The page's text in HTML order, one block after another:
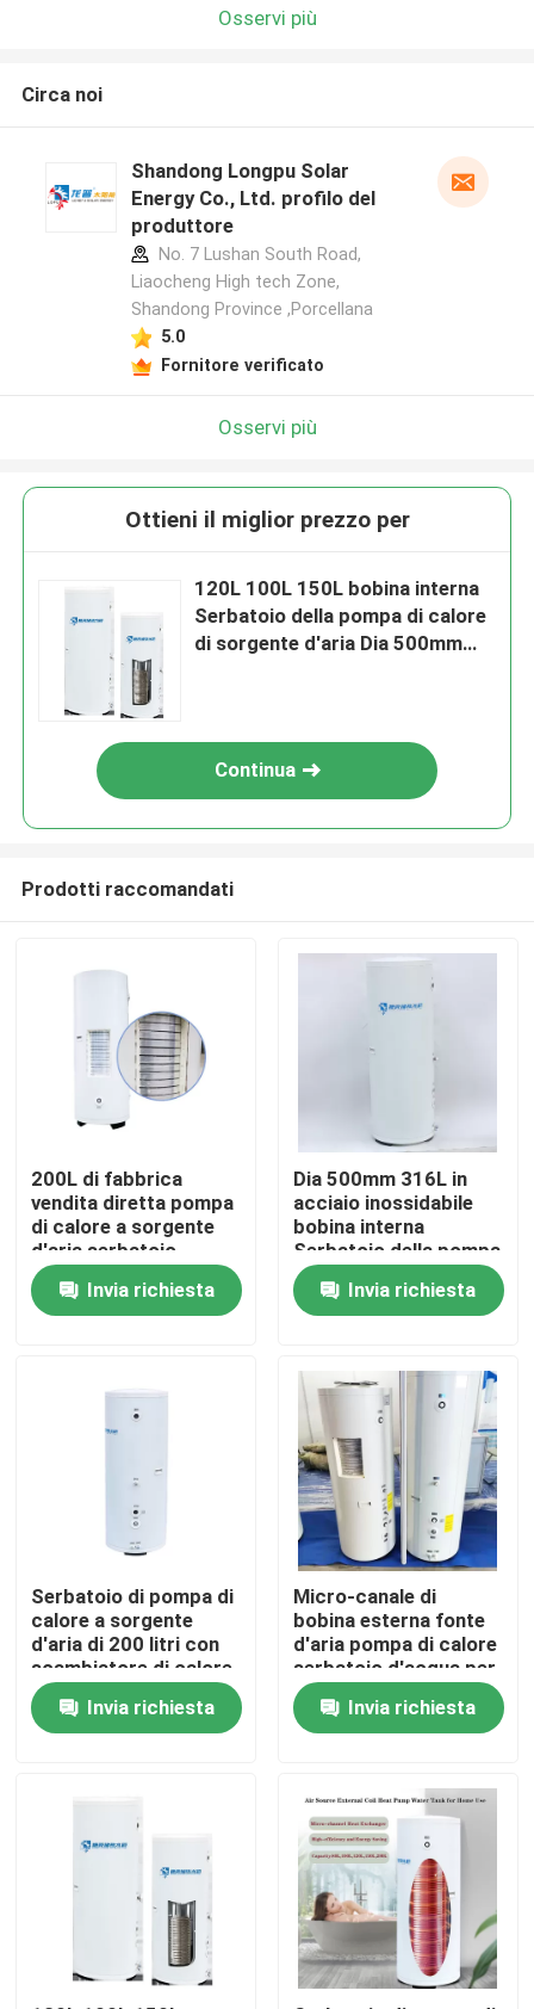
Casa.
Prodotti
Su di noi
Visita alla fabbrica
Controllo della qualità
Notizie
Osservi più
Circa noi
Shandong Longpu Solar
Energy Co., Ltd. profilo del
produttore
No. 7 Lushan South Road,
Liaocheng High tech Zone,
Shandong Province ,Porcellana
5.0
Fornitore verificato
Osservi più
Ottieni il miglior prezzo per
120L 100L 150L bobina interna
Serbatoio della pompa di calore
di sorgente d'aria Dia 500mm
Continua
Prodotti raccomandati
200L di fabbrica
vendita diretta pompa
di calore a sorgente
d'aria serbatoio
dell'acqua con
scambiatore di calore
di bobina esterna
Invia richiesta
Dia 500mm 316L in
acciaio inossidabile
bobina interna
Serbatoio della pompa
di calore della fonte
d'aria con cilindro
interno smaltato
Invia richiesta
Serbatoio di pompa di
calore a sorgente
d'aria di 200 litri con
scambiatore di calore
a bobina interna in
acciaio inossidabile da
316 litri
Invia richiesta
Micro-canale di
bobina esterna fonte
d'aria pompa di calore
serbatoio d'acqua per
il riscaldamento e
l'approvvigionamento
di acqua calda
Invia richiesta